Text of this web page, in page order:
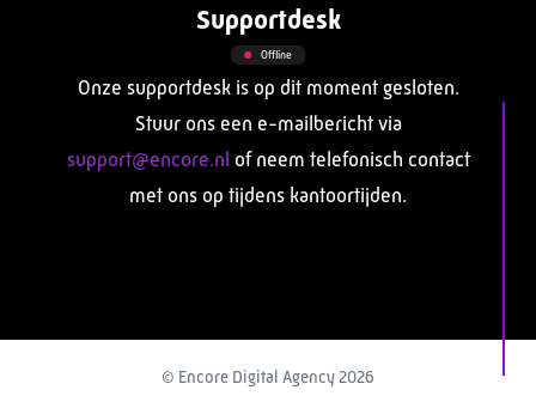
Offline
Supportdesk
Onze supportdesk is op dit moment gesloten.
Stuur ons een e-mailbericht via
support@encore.nl of neem telefonisch contact
met ons op tijdens kantoortijden.
© Encore Digital Agency 2026